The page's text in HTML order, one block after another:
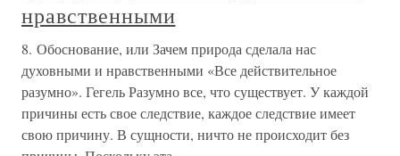
нравственными
8. Обоснование, или Зачем природа сделала нас
духовными и нравственными «Все действительное
разумно». Гегель Разумно все, что существует. У каждой
причины есть свое следствие, каждое следствие имеет
свою причину. В сущности, ничто не происходит без